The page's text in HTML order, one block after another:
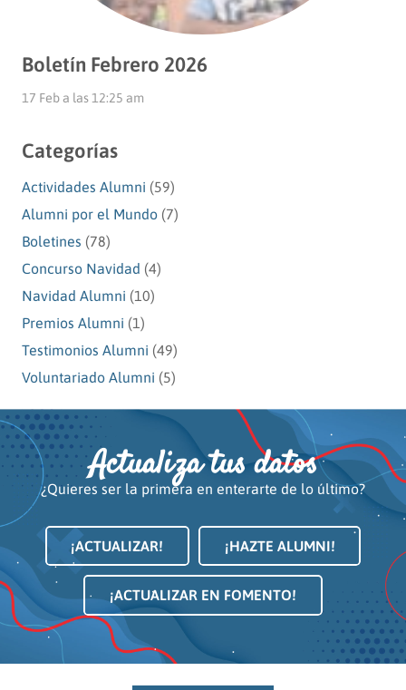
Boletín Febrero 2026
17 Feb a las 12:25 am
Categorías
Actividades Alumni (59)
Alumni por el Mundo (7)
Boletines (78)
Concurso Navidad (4)
Navidad Alumni (10)
Premios Alumni (1)
Testimonios Alumni (49)
Voluntariado Alumni (5)
Actualiza tus datos
¿Quieres ser la primera en enterarte de lo último?
¡ACTUALIZAR! ¡HAZTE ALUMNI!
¡ACTUALIZAR EN FOMENTO!